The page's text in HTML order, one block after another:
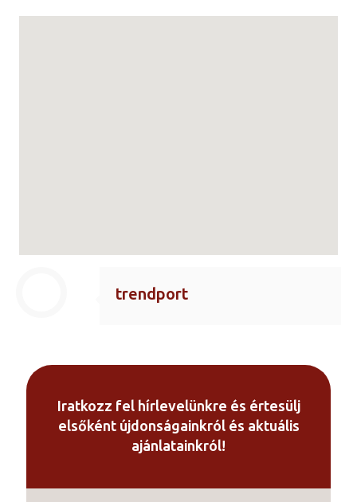
trendport
Iratkozz fel hírlevelünkre és értesülj
elsőként újdonságainkról és aktuális
ajánlatainkról!